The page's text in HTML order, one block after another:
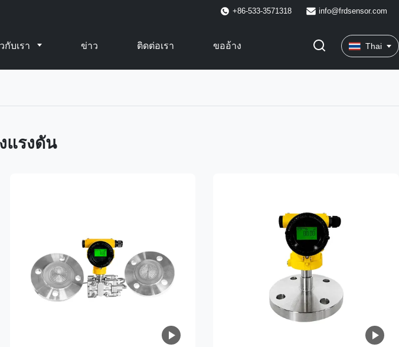
+86-533-3571318 info@frdsensor.com
กับเรา ข่าว ติดต่อเรา ขออ้าง Thai
แรงดัน